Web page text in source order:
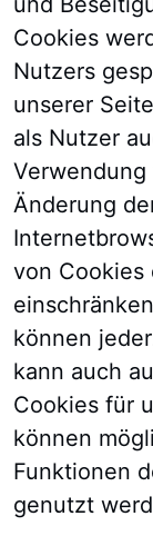
Cookies
Nutzers
unserer
als Nutzer
Änderung
von Cookies
können
kann auch
Cookies für
können
Funktionen
genutzt